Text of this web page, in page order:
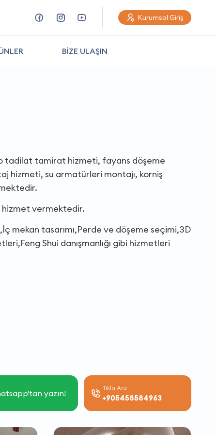
Kurumsal Giriş
BİZE ULAŞIN
tadilat tamirat hizmeti, fayans döşeme
hizmeti, su armatürleri montajı, korniş
hizmet vermektedir.
mekan tasarımı,Perde ve döşeme seçimi,3D
Shui danışmanlığı gibi hizmetleri
yazın!
Tıkla Ara
+905458584963